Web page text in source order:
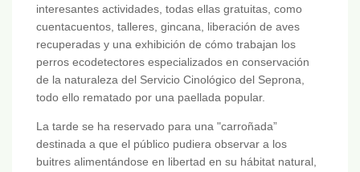
interesantes actividades, todas ellas gratuitas, como
cuentacuentos, talleres, gincana, liberación de aves
recuperadas y una exhibición de cómo trabajan los
perros ecodetectores especializados en conservación
de la naturaleza del Servicio Cinológico del Seprona,
todo ello rematado por una paellada popular.
La tarde se ha reservado para una "carroñada”
destinada a que el público pudiera observar a los
buitres alimentándose en libertad en su hábitat natural,